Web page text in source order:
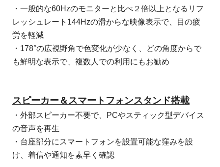
・一般的な60Hzのモニターと比べ２倍以上となるリフ
レッシュレート144Hzの滑からな映像表示で、目の疲
労を軽減
・178°の広視野角で色変化が少なく、どの角度からで
も鮮明な表示で、複数人での利用にもお勧め
スピーカー＆スマートフォンスタンド搭載
・外部スピーカー不要で、PCやスティック型デバイス
の音声を再生
・台座部分にスマートフォンを設置可能な窪みを設
け、着信や通知を素早く確認